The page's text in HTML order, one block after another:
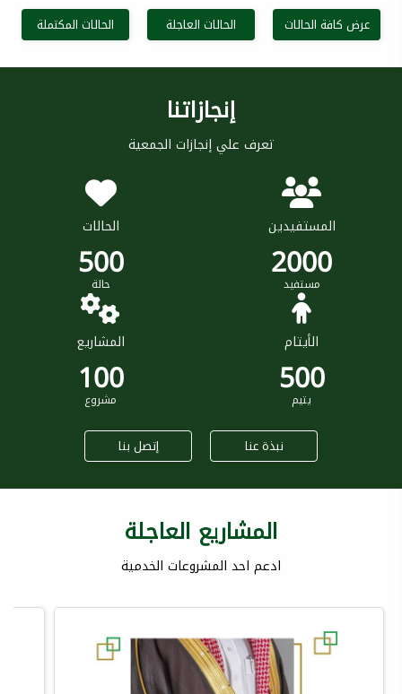
عرض كافة الحالات الحالات العاجلة الحالات المكتملة
إنجازاتنا
تعرف علي إنجازات الجمعية
المستفيدين
2000
مستفيد
الحالات
500
حالة
الأيتام
500
يتيم
المشاريع
100
مشروع
نبذة عنا إتصل بنا
المشاريع العاجلة
ادعم احد المشروعات الخدمية